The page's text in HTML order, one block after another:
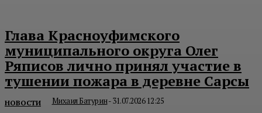
Глава Красноуфимского
муниципального округа Олег
Ряписов лично принял участие в
тушении пожара в деревне Сарсы
НОВОСТИ Михаил Батурин-31.07.2026 12:25